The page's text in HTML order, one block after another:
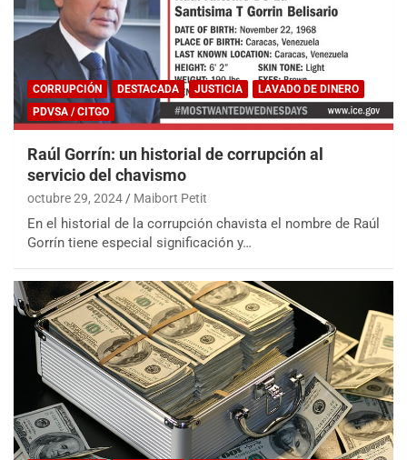
CORRUPCIÓN DESTACADA JUSTICIA
LAVADO DE DINERO
PDVSA / CITGO
Raúl Gorrín: un historial de corrupción al
servicio del chavismo
octubre 29, 2024 Maibort Petit
En el historial de la corrupción chavista el nombre de Raúl
Gorrín tiene especial significación y…